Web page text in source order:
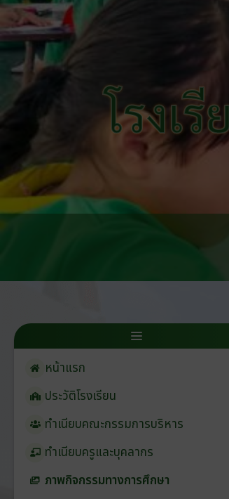
โรงเ
หน้าแรก
ประวัติโรงเรียน
ทำเนียบคณะกรรมการบริหาร
ทำเนียบครูและบุคลากร
ภาพกิจกรรมทางการศึกษา